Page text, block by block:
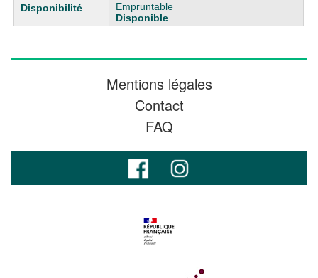
Empruntable
Disponible
Mentions légales
Contact
FAQ